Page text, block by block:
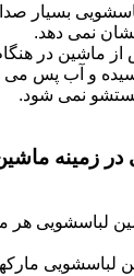
بسیار
نمی دهد.
ماشین در
و آب پس می
شستشو نمی شود.
در زمینه
لباسشویی هر
لباسشویی